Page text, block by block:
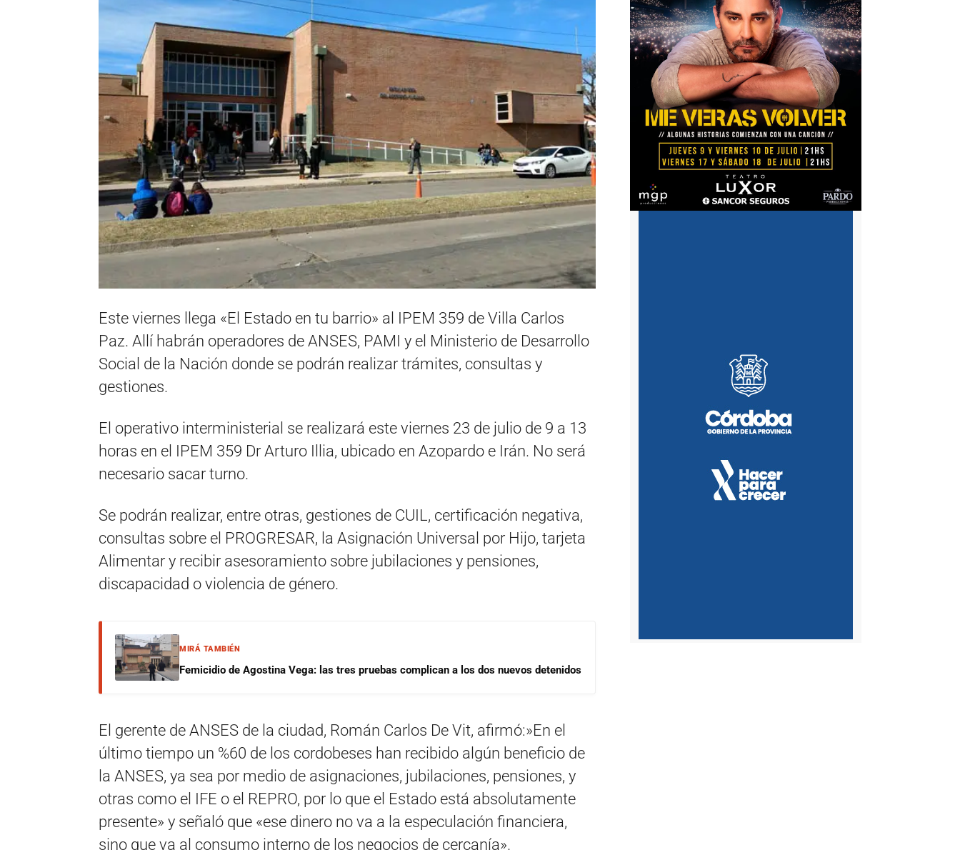
Este viernes llega «El Estado en tu barrio» al IPEM 359 de Villa Carlos
Paz. Allí habrán operadores de ANSES, PAMI y el Ministerio de Desarrollo
Social de la Nación donde se podrán realizar trámites, consultas y
gestiones.
El operativo interministerial se realizará este viernes 23 de julio de 9 a 13
horas en el IPEM 359 Dr Arturo Illia, ubicado en Azopardo e Irán. No será
necesario sacar turno.
Se podrán realizar, entre otras, gestiones de CUIL, certificación negativa,
consultas sobre el PROGRESAR, la Asignación Universal por Hijo, tarjeta
Alimentar y recibir asesoramiento sobre jubilaciones y pensiones,
discapacidad o violencia de género.
MIRÁ TAMBIÉN
Femicidio de Agostina Vega: las tres pruebas complican a los dos nuevos detenidos
El gerente de ANSES de la ciudad, Román Carlos De Vit, afirmó:»En el
último tiempo un %60 de los cordobeses han recibido algún beneficio de
la ANSES, ya sea por medio de asignaciones, jubilaciones, pensiones, y
otras como el IFE o el REPRO, por lo que el Estado está absolutamente
presente» y señaló que «ese dinero no va a la especulación financiera,
sino que va al consumo interno de los negocios de cercanía».